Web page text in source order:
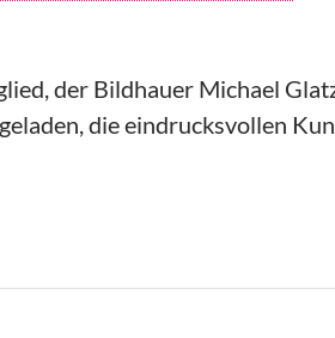
der Bildhauer Michael
die eindrucksvollen
Glatzel